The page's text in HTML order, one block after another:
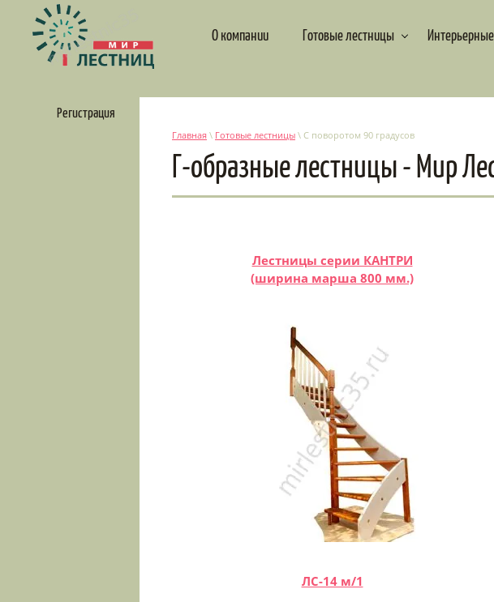
О компании Готовые лестницы
Регистрация
Главная \ Готовые лестницы \ С поворотом 90 градусов
Г-образные лестницы - Мир
Лестницы серии КАНТРИ
(ширина марша 800 мм.)
ЛС-14 м/1